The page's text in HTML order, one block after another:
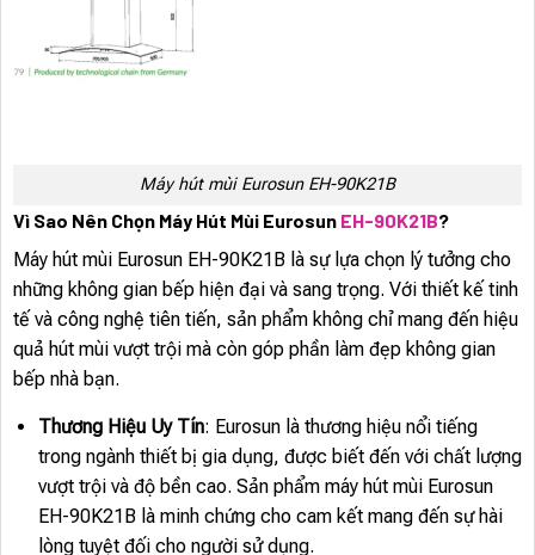
Máy hút mùi Eurosun EH-90K21B
Vì Sao Nên Chọn Máy Hút Mùi Eurosun EH-90K21B?
Máy hút mùi Eurosun EH-90K21B là sự lựa chọn lý tưởng cho
những không gian bếp hiện đại và sang trọng. Với thiết kế tinh
tế và công nghệ tiên tiến, sản phẩm không chỉ mang đến hiệu
quả hút mùi vượt trội mà còn góp phần làm đẹp không gian
bếp nhà bạn.
Thương Hiệu Uy Tín: Eurosun là thương hiệu nổi tiếng
trong ngành thiết bị gia dụng, được biết đến với chất lượng
vượt trội và độ bền cao. Sản phẩm máy hút mùi Eurosun
EH-90K21B là minh chứng cho cam kết mang đến sự hài
lòng tuyệt đối cho người sử dụng.